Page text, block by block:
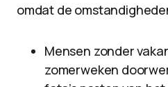
omdat de
Mensen zonder
zomerweken